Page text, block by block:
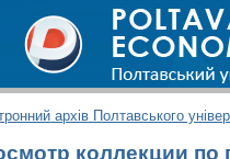
архів Полтавського
коллекции по